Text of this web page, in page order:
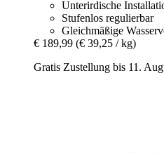
Unterirdische
Stufenlos regulierbar
Gleichmäßige
€ 189,99 (€ 39,25 / kg)
Gratis Zustellung bis 11.